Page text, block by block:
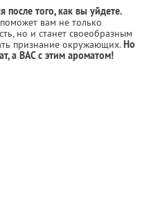
после того, как вы уйдете.
вам не только
но и станет своеобразным
признание окружающих.Но
а ВАС с этим ароматом!